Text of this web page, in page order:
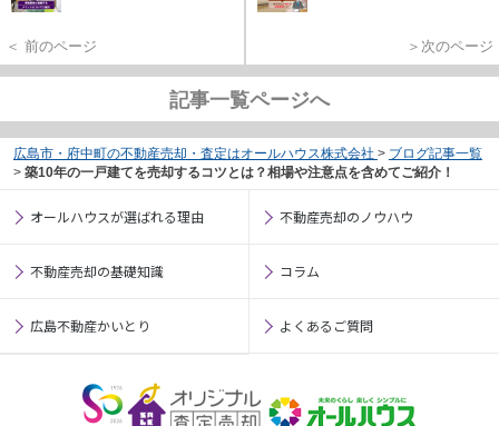
＜ 前のページ ＞次のページ
記事一覧ページへ
広島市・府中町の不動産売却・査定はオールハウス株式会社 > ブログ記事一覧
> 築10年の一戸建てを売却するコツとは？相場や注意点を含めてご紹介！
オールハウスが選ばれる理由 不動産売却のノウハウ
不動産売却の基礎知識 コラム
広島不動産かいとり よくあるご質問